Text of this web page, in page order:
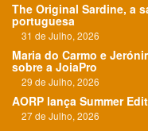
The Original Sardine, a
portuguesa
31 de Julho, 2026
Maria do Carmo e
sobre a JoiaPro
29 de Julho, 2026
AORP lança Summer Edit
27 de Julho, 2026